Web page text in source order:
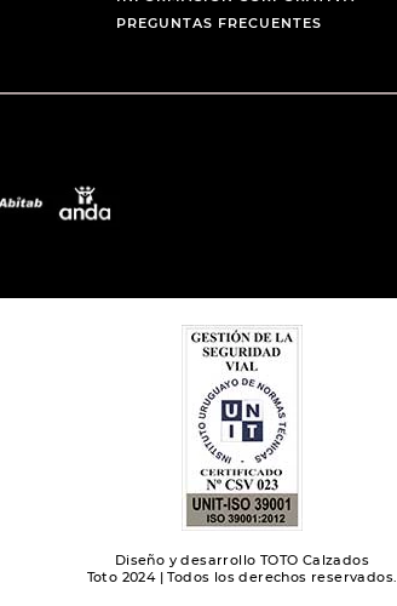
PREGUNTAS FRECUENTES
Diseño y desarrollo TOTO Calzados
Toto 2024 | Todos los derechos reservados.